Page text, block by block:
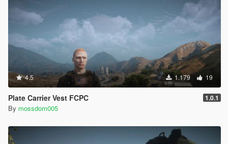
4.5 1.179 19
Plate Carrier Vest FCPC 1.0.1
By mossdom005